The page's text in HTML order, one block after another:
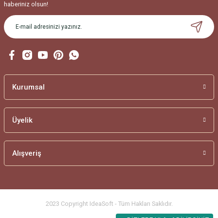
haberiniz olsun!
Kurumsal
Üyelik
Alışveriş
2023 Copyright IdeaSoft - Tüm Hakları Saklıdır.